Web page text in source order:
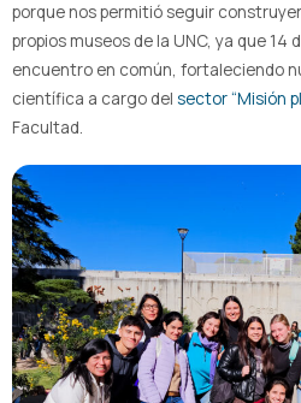
porque nos permitió seguir
propios museos de la UNC, ya que
encuentro en común, fortaleciendo
científica a cargo del sector “Misión
Facultad.